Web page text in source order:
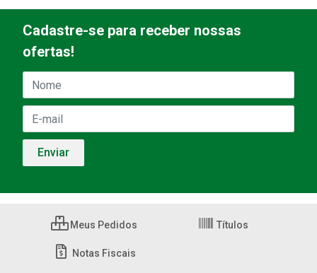
Cadastre-se para receber nossas
ofertas!
Meus Pedidos Títulos
Notas Fiscais